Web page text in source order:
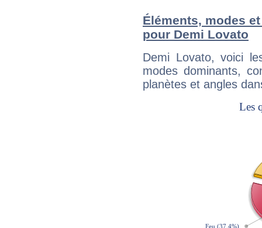
Éléments, modes
pour Demi Lovato
Demi Lovato, voici
modes dominants,
planètes et angles